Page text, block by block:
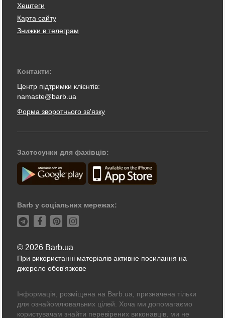
Хештеги
Карта сайту
Знижки в телеграм
Контакти:
Центр підтримки клієнтів:
namaste@barb.ua
Форма зворотнього зв'язку
Застосунки для фахівців:
Barb у соціальних мережах:
© 2026 Barb.ua
При використанні матеріалів активне посилання на
джерело обов'язкове
Інформація, розміщена на Barb.ua, призначена тільки
для ознайомлювальних цілей. Хоча ми допомагаємо
користувачам знайти перевірених виконавців, ми не